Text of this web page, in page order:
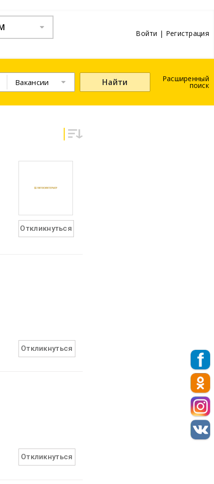
Войти | Регистрация
Вакансии Найти Расширенный
поиск
Откликнуться
Откликнуться
Откликнуться